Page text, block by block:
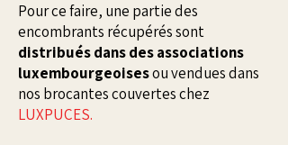
Pour ce faire, une partie des
encombrants récupérés sont
distribués dans des associations
luxembourgeoisesou vendues dans
nos brocantes couvertes chez
LUXPUCES.